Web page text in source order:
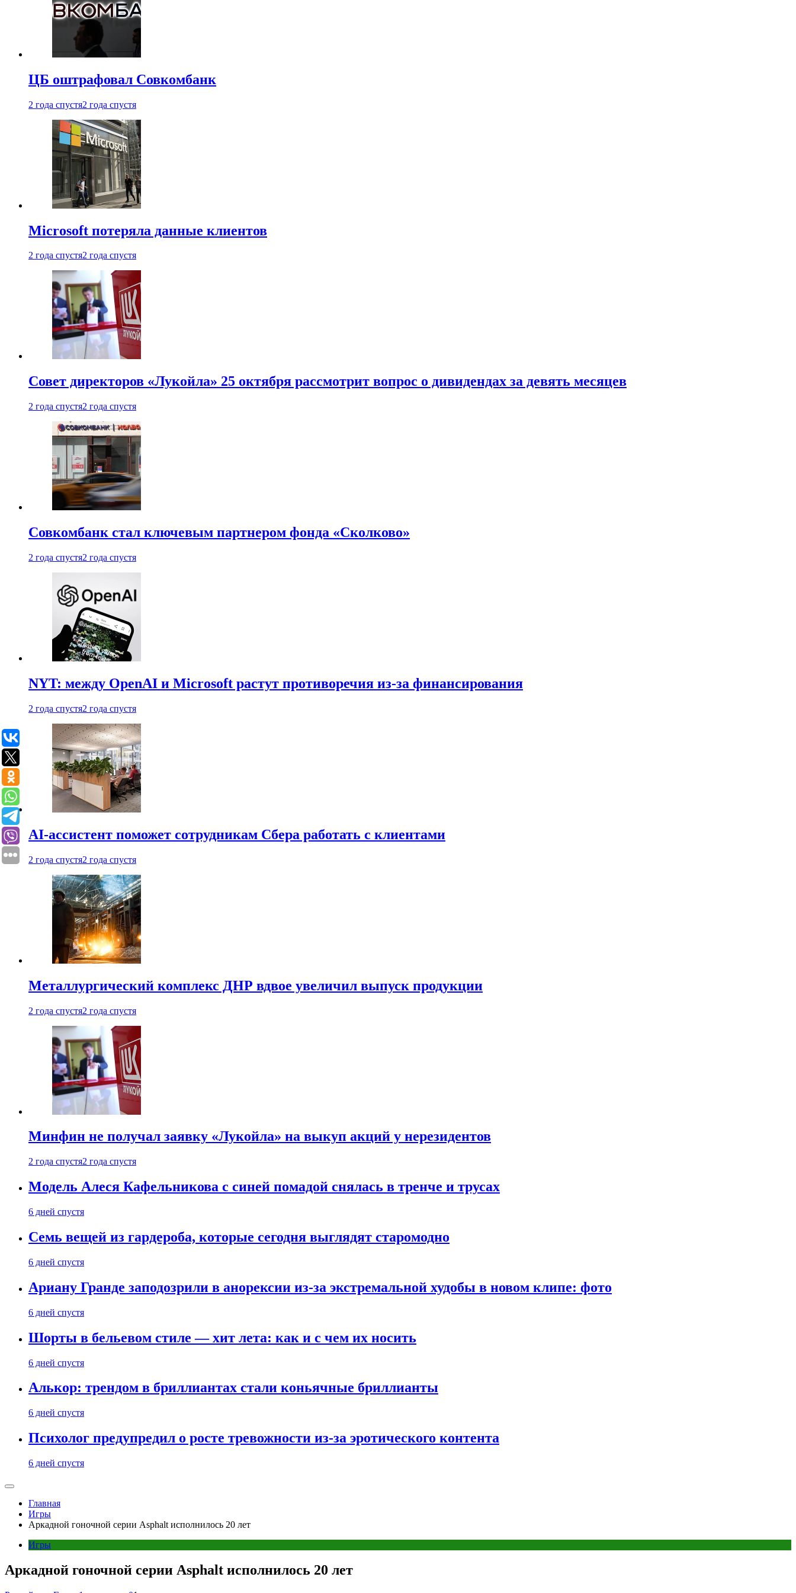
ЦБ оштрафовал Совкомбанк
2 года спустя2 года спустя
Microsoft потеряла данные клиентов
2 года спустя2 года спустя
Совет директоров «Лукойла» 25 октября рассмотрит вопрос о дивидендах за девять месяцев
2 года спустя2 года спустя
Совкомбанк стал ключевым партнером фонда «Сколково»
2 года спустя2 года спустя
NYT: между OpenAI и Microsoft растут противоречия из-за финансирования
2 года спустя2 года спустя
AI-ассистент поможет сотрудникам Сбера работать с клиентами
2 года спустя2 года спустя
Металлургический комплекс ДНР вдвое увеличил выпуск продукции
2 года спустя2 года спустя
Минфин не получал заявку «Лукойла» на выкуп акций у нерезидентов
2 года спустя2 года спустя
Модель Алеся Кафельникова с синей помадой снялась в тренче и трусах
6 дней спустя
Семь вещей из гардероба, которые сегодня выглядят старомодно
6 дней спустя
Ариану Гранде заподозрили в анорексии из-за экстремальной худобы в новом клипе: фото
6 дней спустя
Шорты в бельевом стиле — хит лета: как и с чем их носить
6 дней спустя
Алькор: трендом в бриллиантах стали коньячные бриллианты
6 дней спустя
Психолог предупредил о росте тревожности из-за эротического контента
6 дней спустя
Главная
Игры
Аркадной гоночной серии Asphalt исполнилось 20 лет
Игры
Аркадной гоночной серии Asphalt исполнилось 20 лет